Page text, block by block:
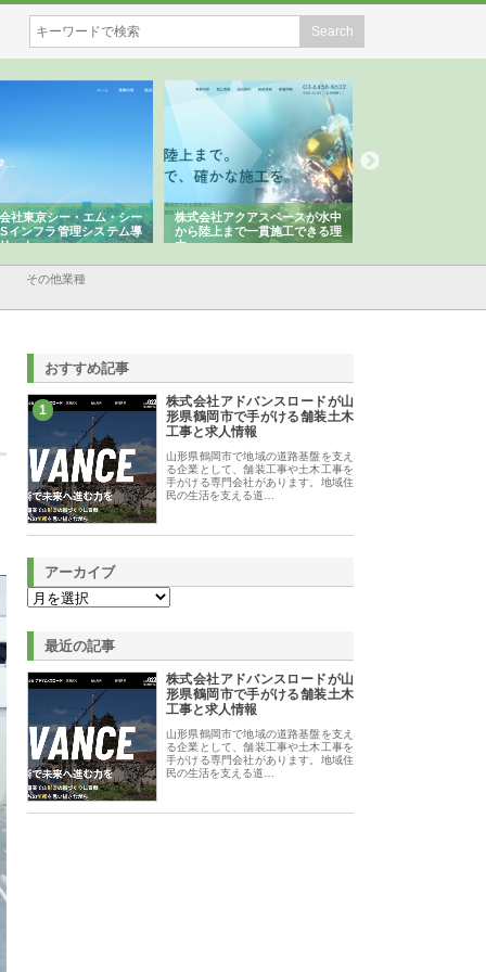
社アクアスペースが水中
上まで一貫施工できる理
株式会社地盤調査事務所が選ば
れ続ける理由と建設コンサルの
強み
その他業種
おすすめ記事
1
株式会社アドバンスロードが山
形県鶴岡市で手がける舗装土木
工事と求人情報
山形県鶴岡市で地域の道路基盤を支え
る企業として、舗装工事や土木工事を
手がける専門会社があります。地域住
民の生活を支える道…
アーカイブ
最近の記事
株式会社アドバンスロードが山
形県鶴岡市で手がける舗装土木
工事と求人情報
山形県鶴岡市で地域の道路基盤を支え
る企業として、舗装工事や土木工事を
手がける専門会社があります。地域住
民の生活を支える道…